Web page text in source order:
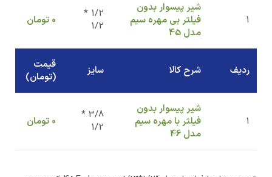
1
شیر پیسوار بدون
فیلتر بی مهره سیم
مدل 45
1/2 *
1/2
0 تومان
ردیف شرح کالا سایز
قیمت
(تومان)
1
شیر پیسوار بدون
فیلتر با مهره سیم
مدل 46
3/8 *
1/2
0 تومان